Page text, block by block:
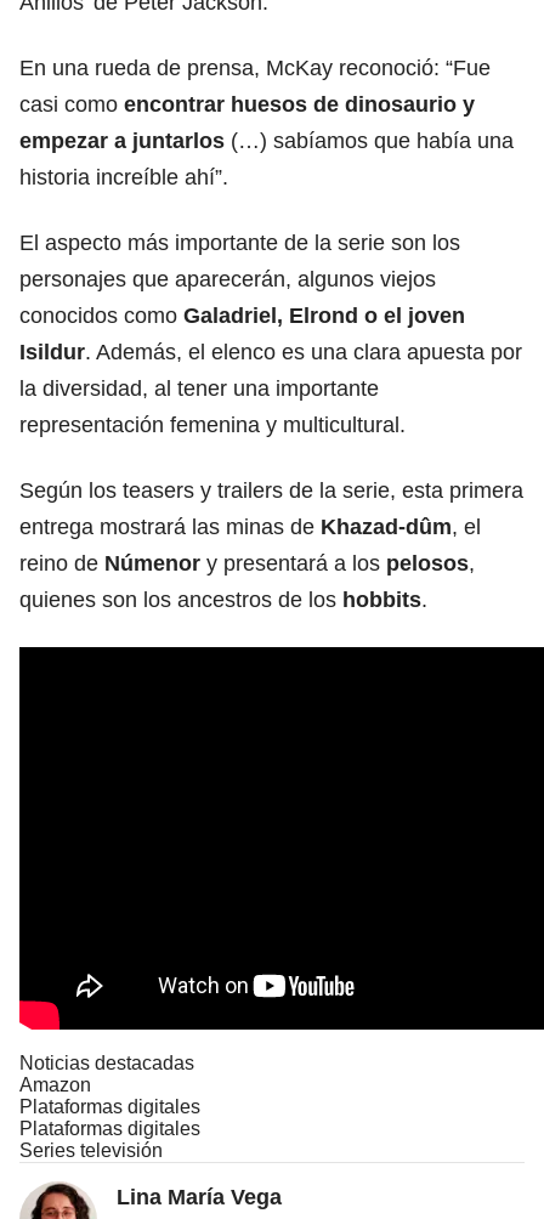
En una rueda de prensa, McKay reconoció: “Fue
casi como encontrar huesos de dinosaurio y
empezar a juntarlos (…) sabíamos que había una
historia increíble ahí”.
El aspecto más importante de la serie son los
personajes que aparecerán, algunos viejos
conocidos como Galadriel, Elrond o el joven
Isildur. Además, el elenco es una clara apuesta por
la diversidad, al tener una importante
representación femenina y multicultural.
Según los teasers y trailers de la serie, esta primera
entrega mostrará las minas de Khazad-dûm, el
reino de Númenor y presentará a los pelosos,
quienes son los ancestros de los hobbits.
Noticias destacadas
Amazon
Plataformas digitales
Plataformas digitales
Series televisión
Lina María Vega